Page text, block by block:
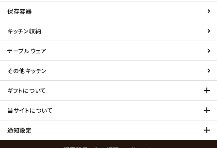
保存容器
キッチン収納
テーブルウェア
その他キッチン
ギフトについて
当サイトについて
通知設定